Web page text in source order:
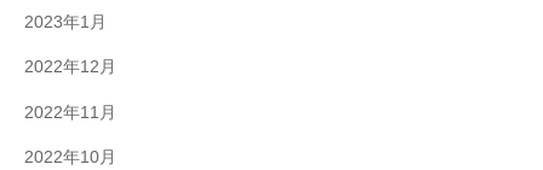
2023年1月
2022年12月
2022年11月
2022年10月